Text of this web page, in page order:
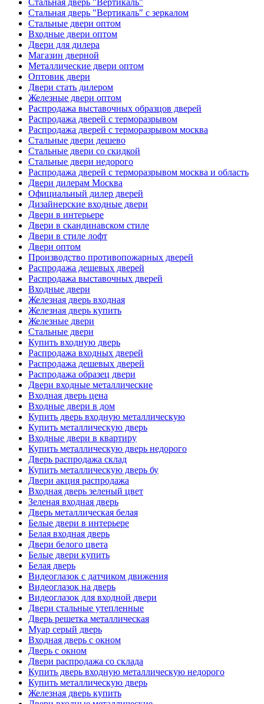
Стальная дверь "Вертикаль" с зеркалом
Стальные двери оптом
Входные двери оптом
Двери для дилера
Магазин дверной
Металлические двери оптом
Оптовик двери
Двери стать дилером
Железные двери оптом
Распродажа выставочных образцов дверей
Распродажа дверей с терморазрывом
Распродажа дверей с терморазрывом москва
Стальные двери дешево
Стальные двери со скидкой
Стальные двери недорого
Распродажа дверей с терморазрывом москва и область
Двери дилерам Москва
Официальный дилер дверей
Дизайнерские входные двери
Двери в интерьере
Двери в скандинавском стиле
Двери в стиле лофт
Двери оптом
Производство противопожарных дверей
Распродажа дешевых дверей
Распродажа выставочных дверей
Входные двери
Железная дверь входная
Железная дверь купить
Железные двери
Стальные двери
Купить входную дверь
Распродажа входных дверей
Распродажа дешевых дверей
Распродажа образец двери
Двери входные металлические
Входная дверь цена
Входные двери в дом
Купить дверь входную металлическую
Купить металлическую дверь
Входные двери в квартиру
Купить металлическую дверь недорого
Дверь распродажа склад
Купить металлическую дверь бу
Двери акция распродажа
Входная дверь зеленый цвет
Зеленая входная дверь
Дверь металлическая белая
Белые двери в интерьере
Белая входная дверь
Двери белого цвета
Белые двери купить
Белая дверь
Видеоглазок с датчиком движения
Видеоглазок на дверь
Видеоглазок для входной двери
Двери стальные утепленные
Дверь решетка металлическая
Муар серый дверь
Входная дверь с окном
Дверь с окном
Двери распродажа со склада
Купить дверь входную металлическую недорого
Купить металлическую дверь
Железная дверь купить